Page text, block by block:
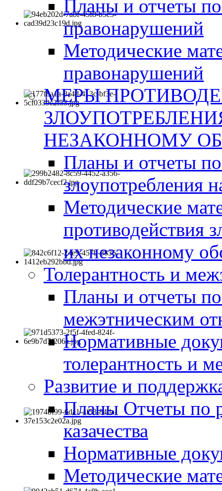
Планы и отчеты
правонарушений
Методические
правонарушений
МЕРЫ
НЕЗАКОННОМУ
Планы и отчеты
злоупотребления
Методические
противодействия
их незаконному
Толерантность и
Планы и отчеты
межэтническим
Нормативные
толерантность и
Развитие и
Планы Отчеты по
казачества
Нормативные
Методические